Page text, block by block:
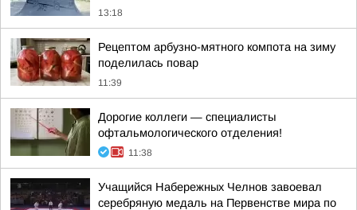
13:18
Рецептом арбузно-мятного компота на зиму
поделилась повар
11:39
Дорогие коллеги — специалисты
офтальмологического отделения!
11:38
Учащийся Набережных Челнов завоевал
серебряную медаль на Первенстве мира по